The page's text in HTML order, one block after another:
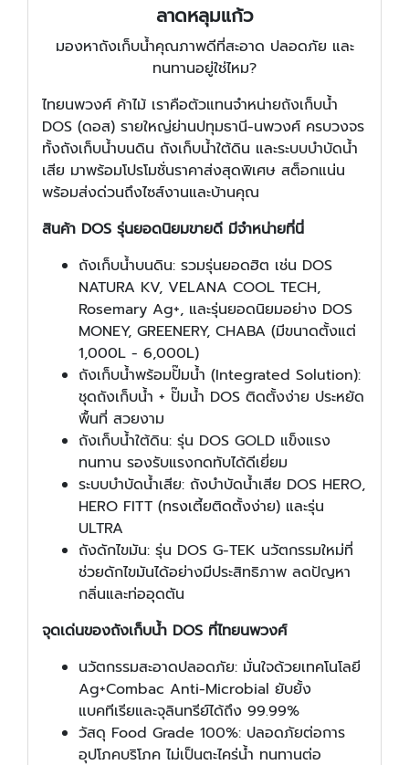
ลาดหลุมแก้ว
มองหาถังเก็บน้ำคุณภาพดีที่สะอาด ปลอดภัย และ
ทนทานอยู่ใช่ไหม?
ไทยนพวงศ์ ค้าไม้ เราคือตัวแทนจำหน่ายถังเก็บน้ำ
DOS (ดอส) รายใหญ่ย่านปทุมธานี-นพวงศ์ ครบวงจร
ทั้งถังเก็บน้ำบนดิน ถังเก็บน้ำใต้ดิน และระบบบำบัดน้ำ
เสีย มาพร้อมโปรโมชั่นราคาส่งสุดพิเศษ สต็อกแน่น
พร้อมส่งด่วนถึงไซส์งานและบ้านคุณ
สินค้า DOS รุ่นยอดนิยมขายดี มีจำหน่ายที่นี่
ถังเก็บน้ำบนดิน: รวมรุ่นยอดฮิต เช่น DOS
NATURA KV, VELANA COOL TECH,
Rosemary Ag+, และรุ่นยอดนิยมอย่าง DOS
MONEY, GREENERY, CHABA (มีขนาดตั้งแต่
1,000L - 6,000L)
ถังเก็บน้ำพร้อมปั๊มน้ำ (Integrated Solution):
ชุดถังเก็บน้ำ + ปั๊มน้ำ DOS ติดตั้งง่าย ประหยัด
พื้นที่ สวยงาม
ถังเก็บน้ำใต้ดิน: รุ่น DOS GOLD แข็งแรง
ทนทาน รองรับแรงกดทับได้ดีเยี่ยม
ระบบบำบัดน้ำเสีย: ถังบำบัดน้ำเสีย DOS HERO,
HERO FITT (ทรงเตี้ยติดตั้งง่าย) และรุ่น
ULTRA
ถังดักไขมัน: รุ่น DOS G-TEK นวัตกรรมใหม่ที่
ช่วยดักไขมันได้อย่างมีประสิทธิภาพ ลดปัญหา
กลิ่นและท่ออุดตัน
จุดเด่นของถังเก็บน้ำ DOS ที่ไทยนพวงศ์
นวัตกรรมสะอาดปลอดภัย: มั่นใจด้วยเทคโนโลยี
Ag+Combac Anti-Microbial ยับยั้ง
แบคทีเรียและจุลินทรีย์ได้ถึง 99.99%
วัสดุ Food Grade 100%: ปลอดภัยต่อการ
อุปโภคบริโภค ไม่เป็นตะไคร่น้ำ ทนทานต่อ